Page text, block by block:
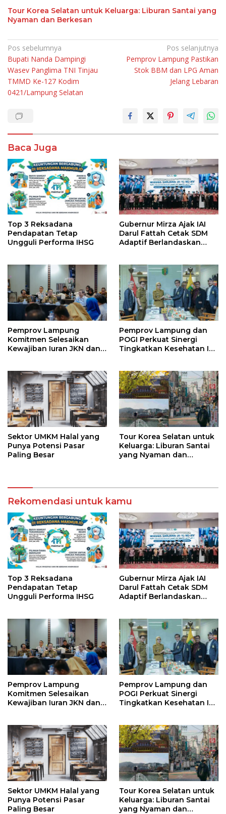
Tour Korea Selatan untuk Keluarga: Liburan Santai yang
Nyaman dan Berkesan
Navigasi
pos
Pos sebelumnya
Bupati Nanda Dampingi
Wasev Panglima TNI Tinjau
TMMD Ke-127 Kodim
0421/Lampung Selatan
Pos selanjutnya
Pemprov Lampung Pastikan
Stok BBM dan LPG Aman
Jelang Lebaran
Baca Juga
Top 3 Reksadana
Pendapatan Tetap
Ungguli Performa IHSG
Gubernur Mirza Ajak IAI
Darul Fattah Cetak SDM
Adaptif Berlandaskan
Pemprov Lampung
Komitmen Selesaikan
Kewajiban Iuran JKN dan
Kesehatan
Pemprov Lampung dan
POGI Perkuat Sinergi
Tingkatkan Kesehatan Ibu
Sektor UMKM Halal yang
Punya Potensi Pasar
Paling Besar
Tour Korea Selatan untuk
Keluarga: Liburan Santai
yang Nyaman dan
Rekomendasi untuk kamu
Top 3 Reksadana
Pendapatan Tetap
Ungguli Performa IHSG
Gubernur Mirza Ajak IAI
Darul Fattah Cetak SDM
Adaptif Berlandaskan
Pemprov Lampung
Komitmen Selesaikan
Kewajiban Iuran JKN dan
Kesehatan
Pemprov Lampung dan
POGI Perkuat Sinergi
Tingkatkan Kesehatan Ibu
Sektor UMKM Halal yang
Punya Potensi Pasar
Paling Besar
Tour Korea Selatan untuk
Keluarga: Liburan Santai
yang Nyaman dan